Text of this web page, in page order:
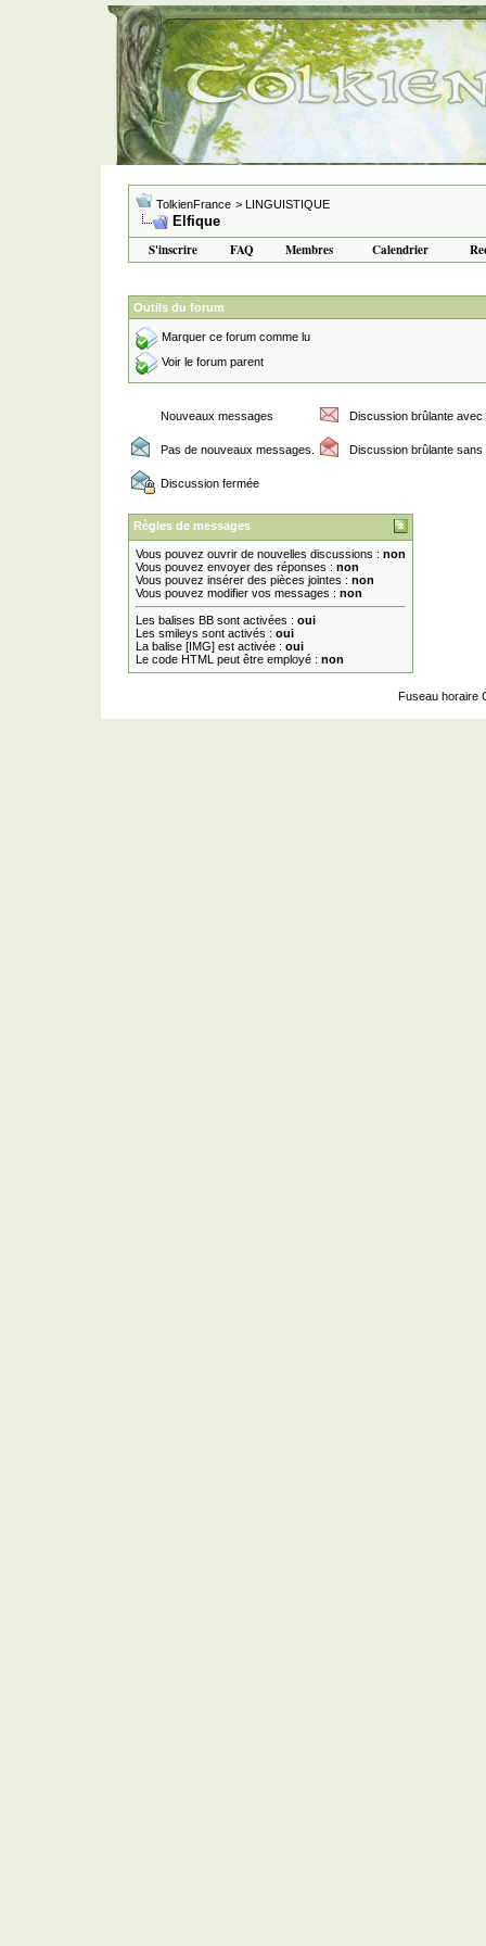
TolkienFrance > LINGUISTIQUE
Elfique
S'inscrire FAQ Membres Calendrier
Outils du forum
Marquer ce forum comme lu
Voir le forum parent
Nouveaux messages Discussion brûlante
Pas de nouveaux messages. Discussion brûlante
Discussion fermée
Règles de messages
Vous pouvez ouvrir de nouvelles discussions : non
Vous pouvez envoyer des réponses : non
Vous pouvez insérer des pièces jointes : non
Vous pouvez modifier vos messages : non
Les balises BB sont activées : oui
Les smileys sont activés : oui
La balise [IMG] est activée : oui
Le code HTML peut être employé : non
Fuseau horaire